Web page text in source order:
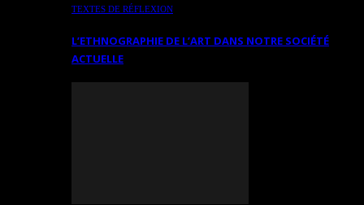
TEXTES DE RÉFLEXION
L’ETHNOGRAPHIE DE L’ART DANS NOTRE SOCIÉTÉ
ACTUELLE